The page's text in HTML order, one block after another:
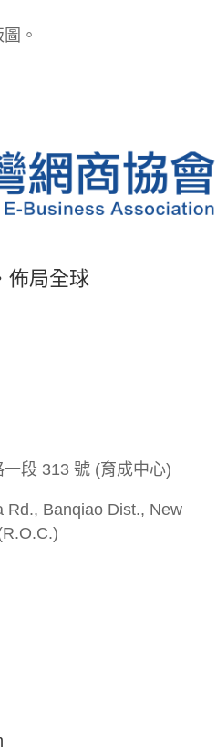
。
佈局全球
段 313 號 (育成中心)
Rd., Banqiao Dist., New